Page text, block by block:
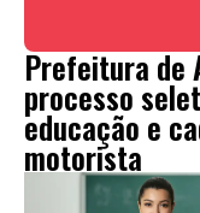
Prefeitura de
processo
educação e
motorista